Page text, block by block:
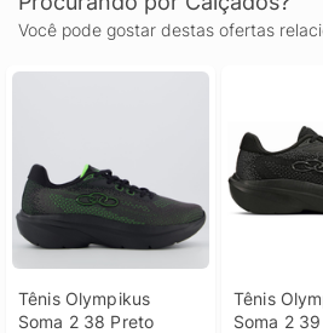
Você pode gostar destas ofertas
Tênis Olympikus
Soma 2 38 Preto
Tênis
Soma 2